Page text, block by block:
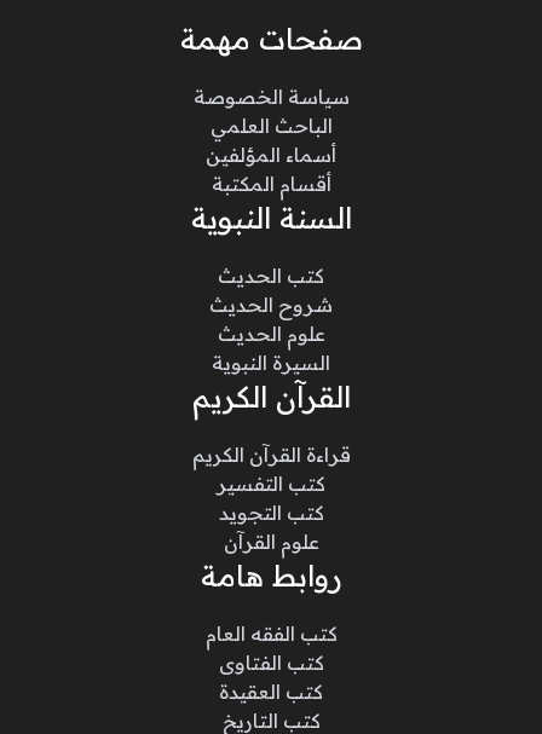
صفحات مهمة
سياسة الخصوصة
الباحث العلمي
أسماء المؤلفين
أقسام المكتبة
السنة النبوية
كتب الحديث
شروح الحديث
علوم الحديث
السيرة النبوية
القرآن الكريم
قراءة القرآن الكريم
كتب التفسير
كتب التجويد
علوم القرآن
روابط هامة
كتب الفقه العام
كتب الفتاوى
كتب العقيدة
كتب التاريخ